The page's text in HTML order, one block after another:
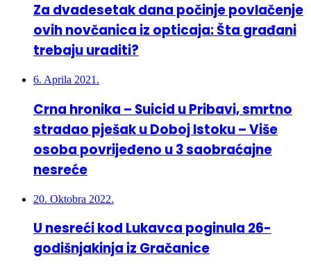
Za dvadesetak dana počinje povlačenje
ovih novčanica iz opticaja: Šta građani
trebaju uraditi?
6. Aprila 2021.
Crna hronika – Suicid u Pribavi, smrtno
stradao pješak u Doboj Istoku – Više
osoba povrijeđeno u 3 saobraćajne
nesreće
20. Oktobra 2022.
U nesreći kod Lukavca poginula 26-
godišnjakinja iz Gračanice